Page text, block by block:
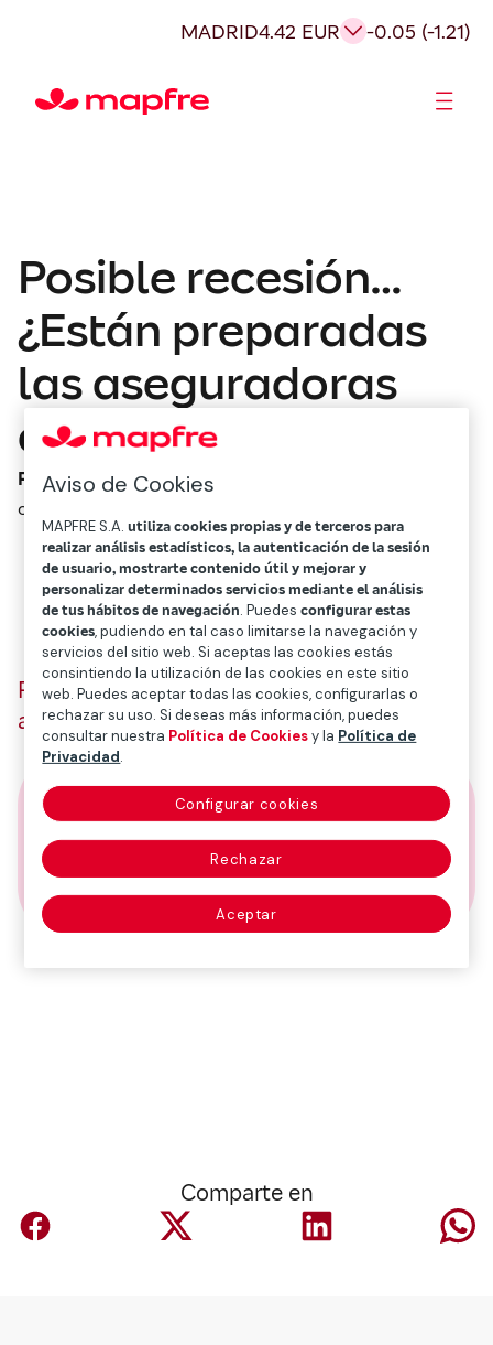
MADRID4.42 EUR -0.05 (-1.21)
Posible recesión…
¿Están preparadas
las aseguradoras
españolas?
Podcast Economía
octubre 24, 2022
Posible recesión… ¿Están preparadas las
aseguradoras españolas?
00:00:00/
00:00:00
1x
Comparte en
Aviso de Cookies
MAPFRE S.A.utiliza cookies propias y de terceros para
realizar análisis estadísticos, la autenticación de la sesión
de usuario, mostrarte contenido útil y mejorar y
personalizar determinados servicios mediante el análisis
de tus hábitos de navegación. Puedesconfigurar estas
cookies, pudiendo en tal caso limitarse la navegación y
servicios del sitio web. Si aceptas las cookies estás
consintiendo la utilización de las cookies en este sitio
web. Puedes aceptar todas las cookies, configurarlas o
rechazar su uso. Si deseas más información, puedes
consultar nuestra Política de Cookiesy la Política de
Privacidad.
Configurar cookies
Rechazar
Aceptar